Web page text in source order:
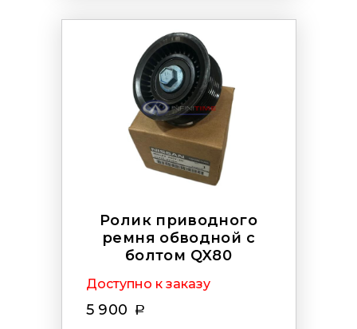
Ролик приводного
ремня обводной с
болтом QX80
Доступно к заказу
5 900